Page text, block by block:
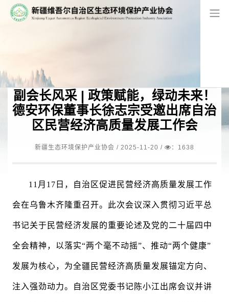
网站首页
副会长风采 | 政策赋能，绿动未来！
德安环保董事长徐志宗受邀出席自治
区民营经济高质量发展工作会
新疆生态环境保护产业协会 / 2025-11-20 / ：1638
11月17日，自治区促进民营经济高质量发展工作
会在乌鲁木齐隆重召开。此次会议深入贯彻习近平总
书记关于民营经济发展的重要论述及党的二十届四中
全会精神，以落实“两个毫不动摇”、推动“两个健康”
发展为核心，为全疆民营经济高质量发展锚定方向、
注入强劲动力。 自治区党委书记陈小江出席会议并讲